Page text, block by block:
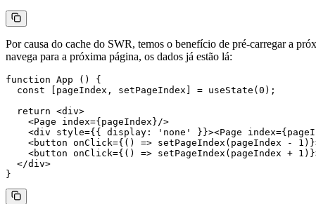
Por causa do cache do SWR, temos o benefício de pré-carregar a
navega para a próxima página, os dados já estão lá:
function App () {
  const
pageIndex , setPageIndex = useState ( 0 );
  return
<div>
    <
Page index={pageIndex}/>
    <
div style={{ display: 'none' }}><Page index=
    <
button onClick={() => setPageIndex (pageIndex - 1
    <
button onClick={() => setPageIndex (pageIndex + 1
  </
div>
}